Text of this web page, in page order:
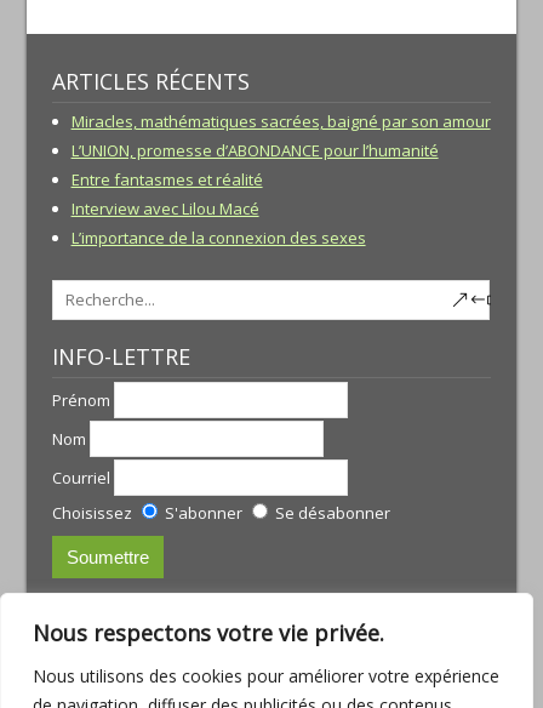
Nous respectons votre vie privée.
Nous utilisons des cookies pour améliorer votre expérience
ARTICLES RÉCENTS
Miracles, mathématiques sacrées, baigné par son amour
L’UNION, promesse d’ABONDANCE pour l’humanité
Entre fantasmes et réalité
Interview avec Lilou Macé
L’importance de la connexion des sexes
INFO-LETTRE
Prénom
Nom
Courriel
Choisissez
S'abonner Se désabonner
courriel :julie@armoniamassotherapie.com